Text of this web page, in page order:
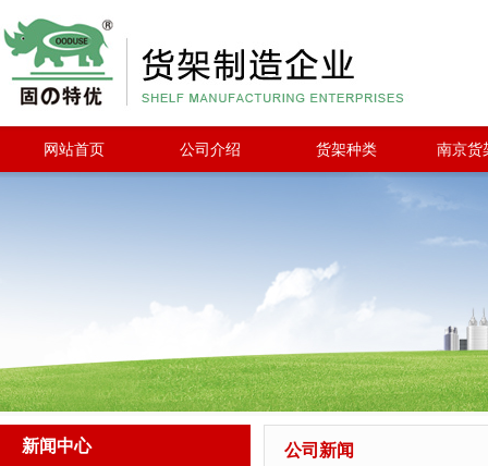
网站首页 公司介绍 货架种类 南京货
新闻中心 公司新闻